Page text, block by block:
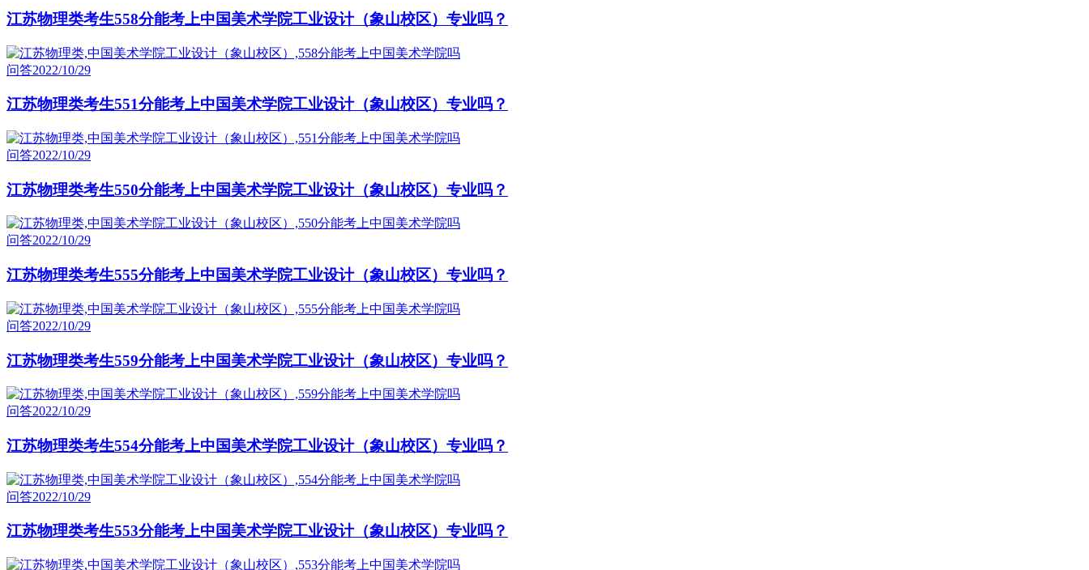
江苏物理类考生558分能考上中国美术学院工业设计（象山校区）专业吗？
问答2022/10/29
江苏物理类考生551分能考上中国美术学院工业设计（象山校区）专业吗？
问答2022/10/29
江苏物理类考生550分能考上中国美术学院工业设计（象山校区）专业吗？
问答2022/10/29
江苏物理类考生555分能考上中国美术学院工业设计（象山校区）专业吗？
问答2022/10/29
江苏物理类考生559分能考上中国美术学院工业设计（象山校区）专业吗？
问答2022/10/29
江苏物理类考生554分能考上中国美术学院工业设计（象山校区）专业吗？
问答2022/10/29
江苏物理类考生553分能考上中国美术学院工业设计（象山校区）专业吗？